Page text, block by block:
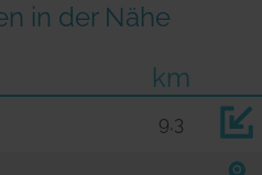
in der Nähe
km
9,3